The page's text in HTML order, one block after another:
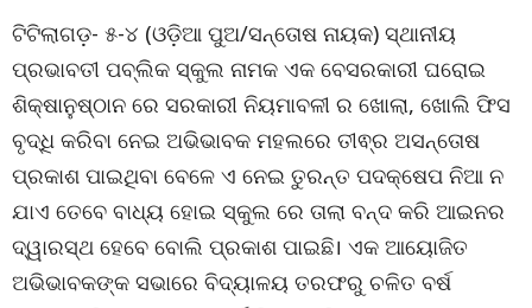
ଟିଟିଲାଗଡ଼- ୫-୪ (ଓଡ଼ିଆ ପୁଅ/ସନ୍ତୋଷ ନାୟକ) ସ୍ଥାନୀୟ
ପ୍ରଭାବତୀ ପବ୍ଲିକ ସ୍କୁଲ ନାମକ ଏକ ବେସରକାରୀ ଘରୋଇ
ଶିକ୍ଷାନୁଷ୍ଠାନ ରେ ସରକାରୀ ନିୟମାବଳୀ ର ଖୋଲା, ଖୋଲି ଫିସ
ବୃଦ୍ଧି କରିବା ନେଇ ଅଭିଭାବକ ମହଲରେ ତୀଵ୍ର ଅସନ୍ତୋଷ
ପ୍ରକାଶ ପାଇଥିବା ବେଳେ ଏ ନେଇ ତୁରନ୍ତ ପଦକ୍ଷେପ ନିଆ ନ
ଯାଏ ତେବେ ବାଧ୍ୟ ହୋଇ ସ୍କୁଲ ରେ ତାଲା ବନ୍ଦ କରି ଆଇନର
ଦ୍ୱାରସ୍ଥ ହେବେ ବୋଲି ପ୍ରକାଶ ପାଇଛି। ଏକ ଆୟୋଜିତ
ଅଭିଭାବକଙ୍କ ସଭାରେ ବିଦ୍ୟାଳୟ ତରଫରୁ ଚଳିତ ବର୍ଷ